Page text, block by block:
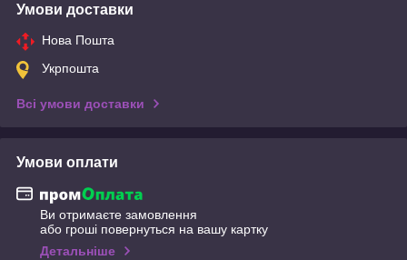
Умови доставки
Нова Пошта
Укрпошта
Всі умови доставки
Умови оплати
Ви отримаєте замовлення
або гроші повернуться на вашу картку
Детальніше